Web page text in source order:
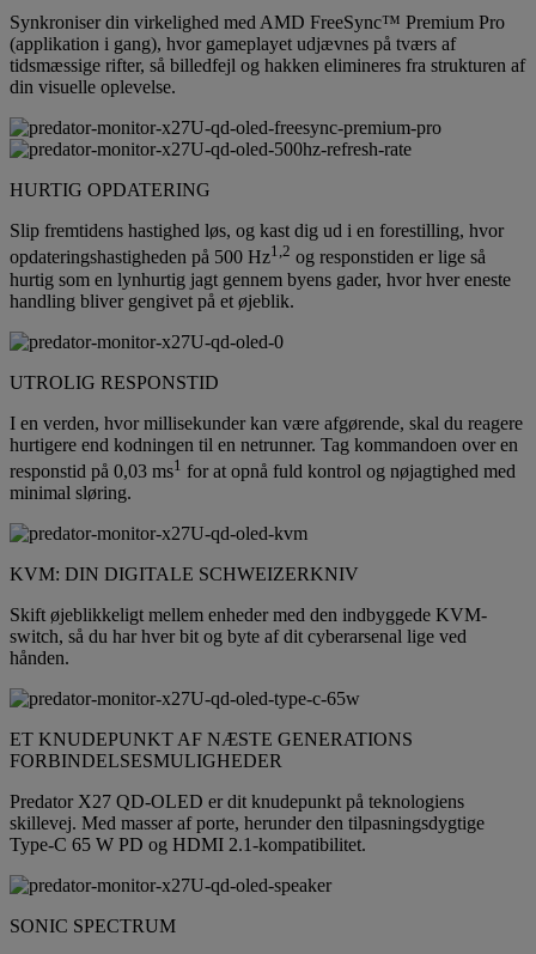
Synkroniser din virkelighed med AMD FreeSync™ Premium Pro
(applikation i gang), hvor gameplayet udjævnes på tværs af
tidsmæssige rifter, så billedfejl og hakken elimineres fra strukturen af
din visuelle oplevelse.
HURTIG OPDATERING
Slip fremtidens hastighed løs, og kast dig ud i en forestilling, hvor
opdateringshastigheden på 500 Hz1,2 og responstiden er lige så
hurtig som en lynhurtig jagt gennem byens gader, hvor hver eneste
handling bliver gengivet på et øjeblik.
UTROLIG RESPONSTID
I en verden, hvor millisekunder kan være afgørende, skal du reagere
hurtigere end kodningen til en netrunner. Tag kommandoen over en
responstid på 0,03 ms1 for at opnå fuld kontrol og nøjagtighed med
minimal sløring.
KVM: DIN DIGITALE SCHWEIZERKNIV
Skift øjeblikkeligt mellem enheder med den indbyggede KVM-
switch, så du har hver bit og byte af dit cyberarsenal lige ved
hånden.
ET KNUDEPUNKT AF NÆSTE GENERATIONS
FORBINDELSESMULIGHEDER
Predator X27 QD-OLED er dit knudepunkt på teknologiens
skillevej. Med masser af porte, herunder den tilpasningsdygtige
Type-C 65 W PD og HDMI 2.1-kompatibilitet.
SONIC SPECTRUM